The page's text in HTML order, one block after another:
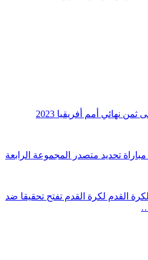
نهائي أمم أفريقيا 2023
مباراة تحديد متصدر المجموعة الرابعة
لكرة القدم لكرة القدم تفتح تحقيقا ضد